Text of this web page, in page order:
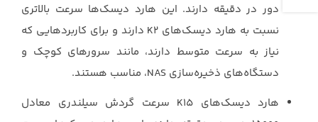
دور در دقیقه دارند. این هارد ‏دیسک‌ها سرعت بالاتری
نسبت به هارد دیسک‌های 2‏K‏ دارند و برای کاربردهایی که
نیاز به ‏سرعت متوسط دارند، مانند سرورهای کوچک و
دستگاه‌های ذخیره‌سازی ‏NAS، مناسب ‏هستند.‏
هارد دیسک‌های 15‏K‏ سرعت گردش سیلندری معادل